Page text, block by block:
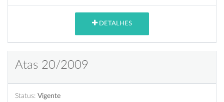
DETALHES
Atas 20/2009
Status: Vigente